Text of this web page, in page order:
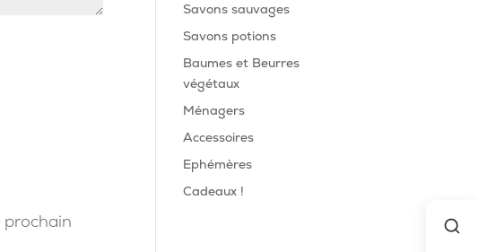
Savons sauvages
Savons potions
Baumes et Beurres
végétaux
Ménagers
Accessoires
Ephémères
Cadeaux !